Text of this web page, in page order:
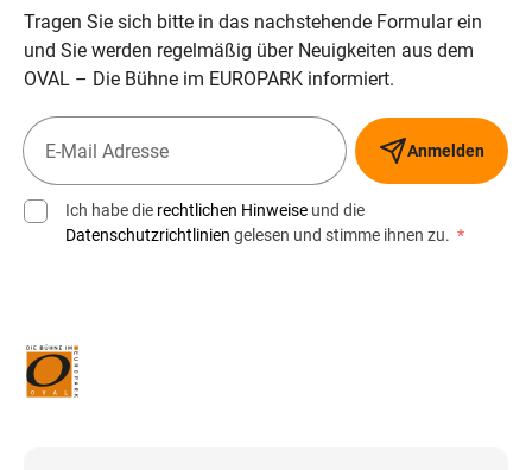
Tragen Sie sich bitte in das nachstehende Formular ein
und Sie werden regelmäßig über Neuigkeiten aus dem
OVAL – Die Bühne im EUROPARK informiert.
Anmelden
Ich habe die rechtlichen Hinweise und die
Datenschutzrichtlinien gelesen und stimme ihnen zu. *